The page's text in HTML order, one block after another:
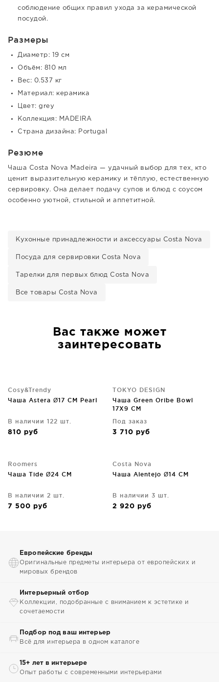
соблюдение общих правил ухода за керамической
посудой.
Размеры
Диаметр: 19 см
Объём: 810 мл
Вес: 0.537 кг
Материал: керамика
Цвет: grey
Коллекция: MADEIRA
Страна дизайна: Portugal
Резюме
Чаша Costa Nova Madeira — удачный выбор для тех, кто
ценит выразительную керамику и тёплую, естественную
сервировку. Она делает подачу супов и блюд с соусом
особенно уютной, стильной и аппетитной.
Кухонные принадлежности и аксессуары Costa Nova
Посуда для сервировки Costa Nova
Тарелки для первых блюд Costa Nova
Все товары Costa Nova
Вас также может
заинтересовать
Cosy&Trendy
Чаша Astera Ø17 CM Pearl
В наличии 122 шт.
810 руб
TOKYO DESIGN
Чаша Green Oribe Bowl
17X9 CM
Под заказ
3 710 руб
Roomers
Чаша Tide Ø24 CM
В наличии 2 шт.
7 500 руб
Costa Nova
Чаша Alentejo Ø14 CM
В наличии 3 шт.
2 920 руб
Европейские бренды
Оригинальные предметы интерьера от европейских и
мировых брендов
Интерьерный отбор
Коллекции, подобранные с вниманием к эстетике и
сочетаемости
Подбор под ваш интерьер
Всё для интерьера в одном каталоге
15+ лет в интерьере
Опыт работы с современными интерьерами